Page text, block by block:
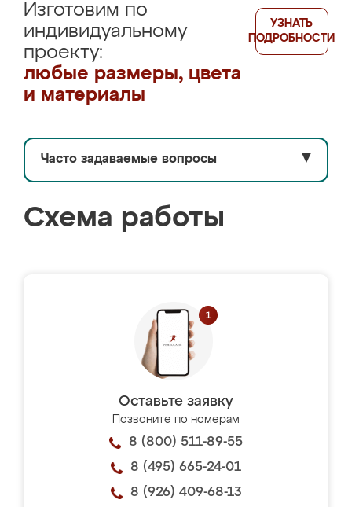
Изготовим по
индивидуальному
проекту:
любые размеры, цвета
и материалы
УЗНАТЬ
ПОДРОБНОСТИ
Часто задаваемые вопросы ▼
Схема работы
Оставьте заявку
Позвоните по номерам
8 (800) 511-89-55
8 (495) 665-24-01
8 (926) 409-68-13